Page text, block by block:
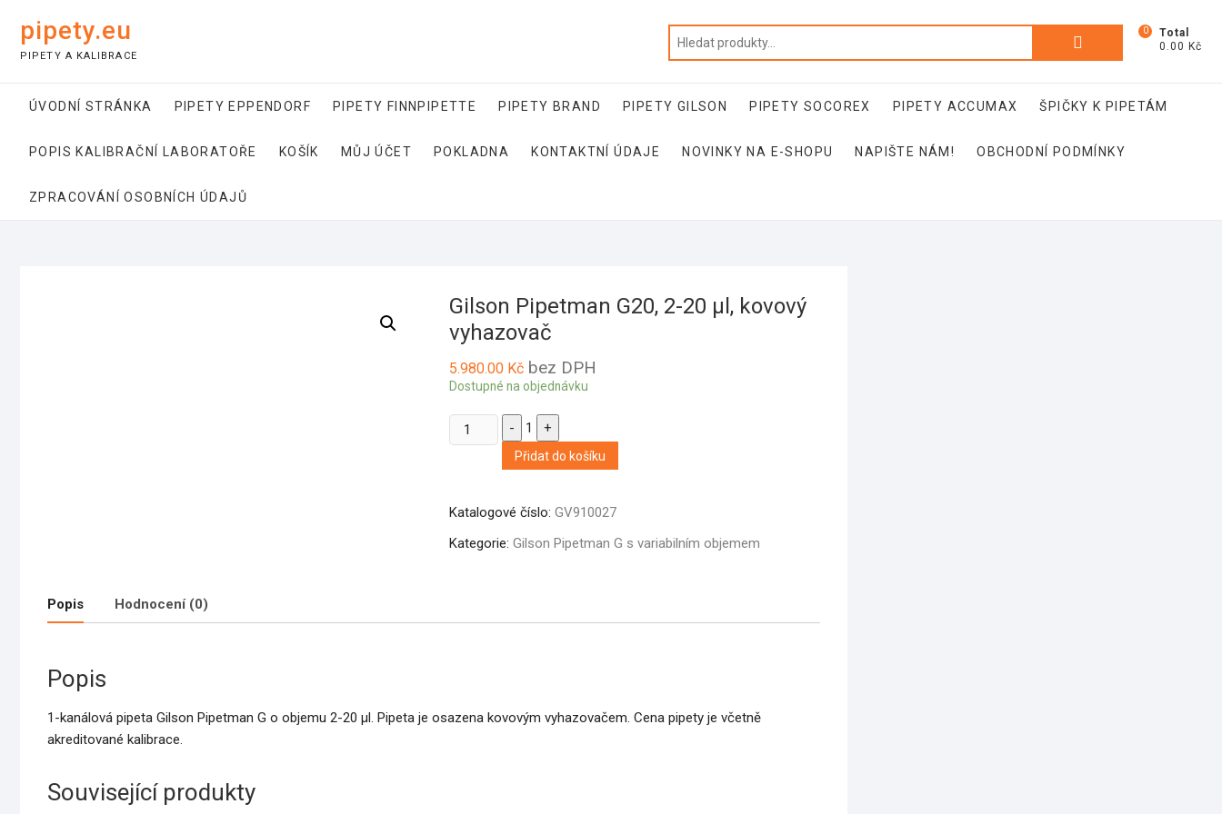
content
pipety.eu
PIPETY A KALIBRACE
0
Total
0.00 Kč
ÚVODNÍ STRÁNKA PIPETY EPPENDORF PIPETY FINNPIPETTE PIPETY BRAND PIPETY GILSON PIPETY SOCOREX PIPETY ACCUMAX ŠPIČKY K PIPETÁM
POPIS KALIBRAČNÍ LABORATOŘE KOŠÍK MŮJ ÚČET POKLADNA KONTAKTNÍ ÚDAJE NOVINKY NA E-SHOPU NAPIŠTE NÁM! OBCHODNÍ PODMÍNKY
ZPRACOVÁNÍ OSOBNÍCH ÚDAJŮ
Gilson Pipetman G20, 2-20 µl, kovový
vyhazovač
5.980.00 Kč bez DPH
Dostupné na objednávku
Quantity
- 1 +
Přidat do košíku
Katalogové číslo: GV910027
Kategorie: Gilson Pipetman G s variabilním objemem
Popis Hodnocení (0)
Popis
1-kanálová pipeta Gilson Pipetman G o objemu 2-20 µl. Pipeta je osazena kovovým vyhazovačem. Cena pipety je včetně
akreditované kalibrace.
Související produkty